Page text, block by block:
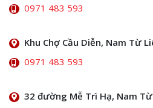
0971 483 593
Khu Chợ Cầu Diễn, Nam Từ
0971 483 593
32 đường Mễ Trì Hạ, Nam Từ